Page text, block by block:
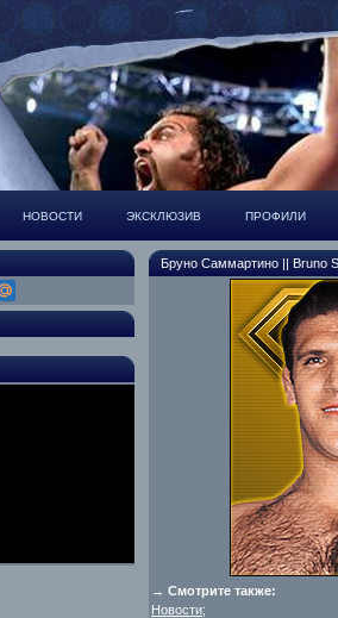
НОВОСТИ ЭКСКЛЮЗИВ ПРОФИЛИ
Бруно Саммартино || Bruno
→ Смотрите также:
Новости;